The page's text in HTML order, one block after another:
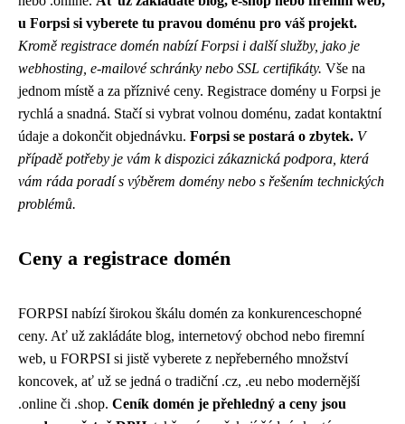
u Forpsi si vyberete tu pravou doménu pro váš projekt.
Kromě registrace domén nabízí Forpsi i další služby, jako je
webhosting, e-mailové schránky nebo SSL certifikáty. Vše na
jednom místě a za příznivé ceny. Registrace domény u Forpsi je
rychlá a snadná. Stačí si vybrat volnou doménu, zadat kontaktní
údaje a dokončit objednávku. Forpsi se postará o zbytek. V
případě potřeby je vám k dispozici zákaznická podpora, která
vám ráda poradí s výběrem domény nebo s řešením technických
problémů.
Ceny a registrace domén
FORPSI nabízí širokou škálu domén za konkurenceschopné
ceny. Ať už zakládáte blog, internetový obchod nebo firemní
web, u FORPSI si jistě vyberete z nepřeberného množství
koncovek, ať už se jedná o tradiční .cz, .eu nebo modernější
.online či .shop. Ceník domén je přehledný a ceny jsou